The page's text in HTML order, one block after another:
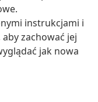
instrukcjami i
zachować jej
jak nowa